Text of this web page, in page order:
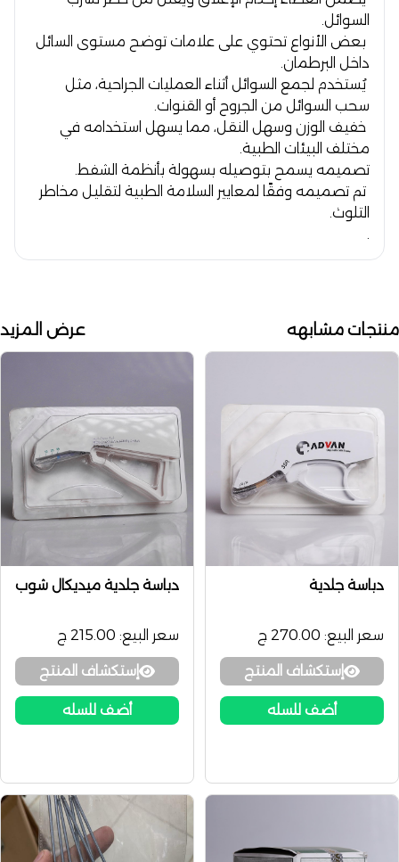
السوائل.
بعض الأنواع تحتوي على علامات توضح مستوى السائل
داخل البرطمان.
يُستخدم لجمع السوائل أثناء العمليات الجراحية، مثل
سحب السوائل من الجروح أو القنوات.
خفيف الوزن وسهل النقل، مما يسهل استخدامه في
مختلف البيئات الطبية.
تصميمه يسمح بتوصيله بسهولة بأنظمة الشفط.
تم تصميمه وفقًا لمعايير السلامة الطبية لتقليل مخاطر
التلوث.
منتجات مشابهه عرض المزيد
دباسة جلدية
سعر البيع: 270.00 ج
إستكشاف المنتج
أضف للسله
دباسة جلدية ميديكال شوب
سعر البيع: 215.00 ج
إستكشاف المنتج
أضف للسله